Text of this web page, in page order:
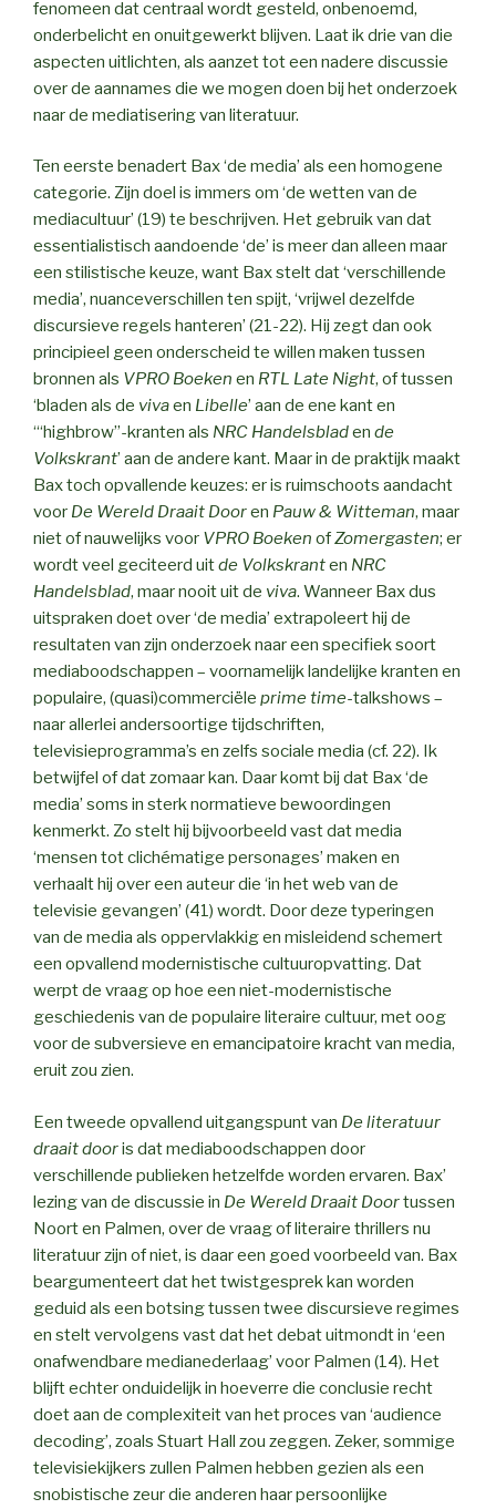
fenomeen dat centraal wordt gesteld, onbenoemd,
onderbelicht en onuitgewerkt blijven. Laat ik drie van die
aspecten uitlichten, als aanzet tot een nadere discussie
over de aannames die we mogen doen bij het onderzoek
naar de mediatisering van literatuur.
Ten eerste benadert Bax ‘de media’ als een homogene
categorie. Zijn doel is immers om ‘de wetten van de
mediacultuur’ (19) te beschrijven. Het gebruik van dat
essentialistisch aandoende ‘de’ is meer dan alleen maar
een stilistische keuze, want Bax stelt dat ‘verschillende
media’, nuanceverschillen ten spijt, ‘vrijwel dezelfde
discursieve regels hanteren’ (21-22). Hij zegt dan ook
principieel geen onderscheid te willen maken tussen
bronnen als VPRO Boeken en RTL Late Night, of tussen
‘bladen als de vivaen Libelle’ aan de ene kant en
‘“highbrow”-kranten als NRC Handelsbladen de
Volkskrant’ aan de andere kant. Maar in de praktijk maakt
Bax toch opvallende keuzes: er is ruimschoots aandacht
voor De Wereld Draait Dooren Pauw & Witteman, maar
niet of nauwelijks voor VPRO Boeken ofZomergasten; er
wordt veel geciteerd uitde Volkskranten NRC
Handelsblad, maar nooit uit de viva. Wanneer Bax dus
uitspraken doet over ‘de media’ extrapoleert hij de
resultaten van zijn onderzoek naar een specifiek soort
mediaboodschappen – voornamelijk landelijke kranten en
populaire, (quasi)commerciële prime time-talkshows –
naar allerlei andersoortige tijdschriften,
televisieprogramma’s en zelfs sociale media (cf. 22). Ik
betwijfel of dat zomaar kan. Daar komt bij dat Bax ‘de
media’ soms in sterk normatieve bewoordingen
kenmerkt. Zo stelt hij bijvoorbeeld vast dat media
‘mensen tot clichématige personages’ maken en
verhaalt hij over een auteur die ‘in het web van de
televisie gevangen’ (41) wordt. Door deze typeringen
van de media als oppervlakkig en misleidend schemert
een opvallend modernistische cultuuropvatting. Dat
werpt de vraag op hoe een niet-modernistische
geschiedenis van de populaire literaire cultuur, met oog
voor de subversieve en emancipatoire kracht van media,
eruit zou zien.
Een tweede opvallend uitgangspunt van De literatuur
draait dooris dat mediaboodschappen door
verschillende publieken hetzelfde worden ervaren. Bax’
lezing van de discussie in De Wereld Draait Doortussen
Noort en Palmen, over de vraag of literaire thrillers nu
literatuur zijn of niet, is daar een goed voorbeeld van. Bax
beargumenteert dat het twistgesprek kan worden
geduid als een botsing tussen twee discursieve regimes
en stelt vervolgens vast dat het debat uitmondt in ‘een
onafwendbare medianederlaag’ voor Palmen (14). Het
blijft echter onduidelijk in hoeverre die conclusie recht
doet aan de complexiteit van het proces van ‘audience
decoding’, zoals Stuart Hall zou zeggen. Zeker, sommige
televisiekijkers zullen Palmen hebben gezien als een
snobistische zeur die anderen haar persoonlijke